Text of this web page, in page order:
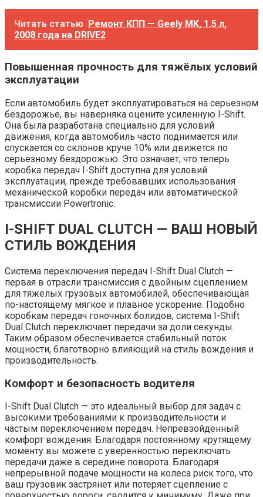
Читать статью Ремонт КПП — Geely MK, 1.5 л,
2008 года на DRIVE2
Повышенная прочность для тяжёлых условий
эксплуатации
Если автомобиль будет эксплуатироваться на серьезном
бездорожье, вы наверняка оцените усиленную I-Shift.
Она была разработана специально для условий
движения, когда автомобиль часто поднимается или
спускается со склонов круче 10% или движется по
серьезному бездорожью. Это означает, что теперь
коробка передач I-Shift доступна для условий
эксплуатации, прежде требовавших использования
механической коробки передач или автоматической
трансмиссии Powertronic.
I-SHIFT DUAL CLUTCH — ВАШ НОВЫЙ
СТИЛЬ ВОЖДЕНИЯ
Система переключения передач I-Shift Dual Clutch —
первая в отрасли трансмиссия с двойным сцеплением
для тяжелых грузовых автомобилей, обеспечивающая
по-настоящему мягкое и плавное ускорение. Подобно
коробкам передач гоночных болидов, система I-Shift
Dual Clutch переключает передачи за доли секунды.
Таким образом обеспечивается стабильный поток
мощности, благотворно влияющий на стиль вождения и
производительность.
Комфорт и безопасность водителя
I-Shift Dual Clutch — это идеальный выбор для задач с
высокими требованиями к производительности и
частым переключением передач. Непревзойденный
комфорт вождения. Благодаря постоянному крутящему
моменту вы можете с уверенностью переключать
передачи даже в середине поворота. Благодаря
непрерывной подаче мощности на колеса риск того, что
ваш грузовик застрянет или потеряет сцепление с